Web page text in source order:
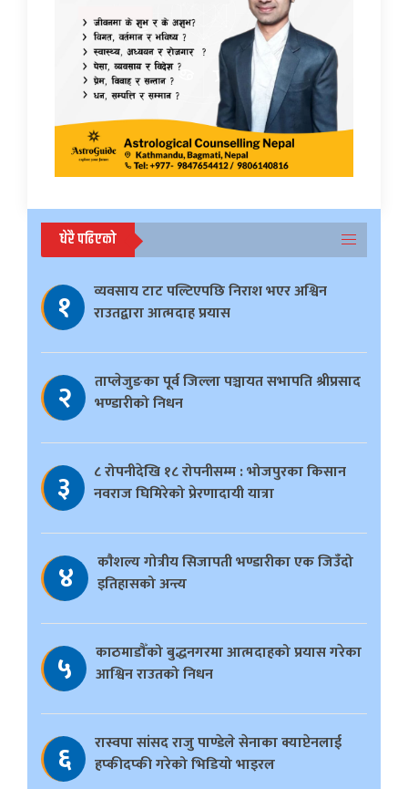
धेरै पढिएको
१
व्यवसाय टाट पल्टिएपछि निराश भएर अश्विन
राउतद्वारा आत्मदाह प्रयास
२
ताप्लेजुङका पूर्व जिल्ला पञ्चायत सभापति श्रीप्रसाद
भण्डारीको निधन
३
८ रोपनीदेखि १८ रोपनीसम्म : भोजपुरका किसान
नवराज घिमिरेको प्रेरणादायी यात्रा
४
काैशल्य गोत्रीय सिजापती भण्डारीका एक जिउँदो
इतिहासको अन्त्य
५
काठमाडौँको बुद्धनगरमा आत्मदाहको प्रयास गरेका
आश्विन राउतको निधन
६
रास्वपा सांसद राजु पाण्डेले सेनाका क्याप्टेनलाई
हप्कीदप्की गरेको भिडियो भाइरल